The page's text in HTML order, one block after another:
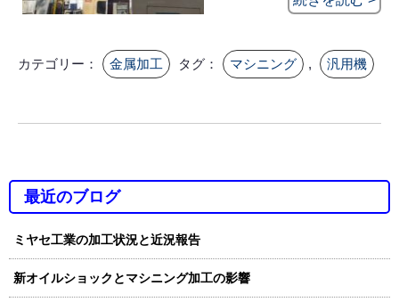
カテゴリー： 金属加工 タグ： マシニング , 汎用機
最近のブログ
ミヤセ工業の加工状況と近況報告
新オイルショックとマシニング加工の影響